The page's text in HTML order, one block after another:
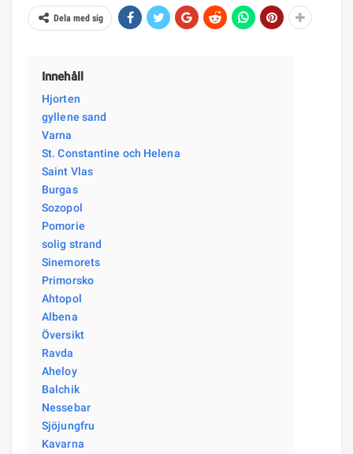
Dela med sig
Innehåll
Hjorten
gyllene sand
Varna
St. Constantine och Helena
Saint Vlas
Burgas
Sozopol
Pomorie
solig strand
Sinemorets
Primorsko
Ahtopol
Albena
Översikt
Ravda
Aheloy
Balchik
Nessebar
Sjöjungfru
Kavarna